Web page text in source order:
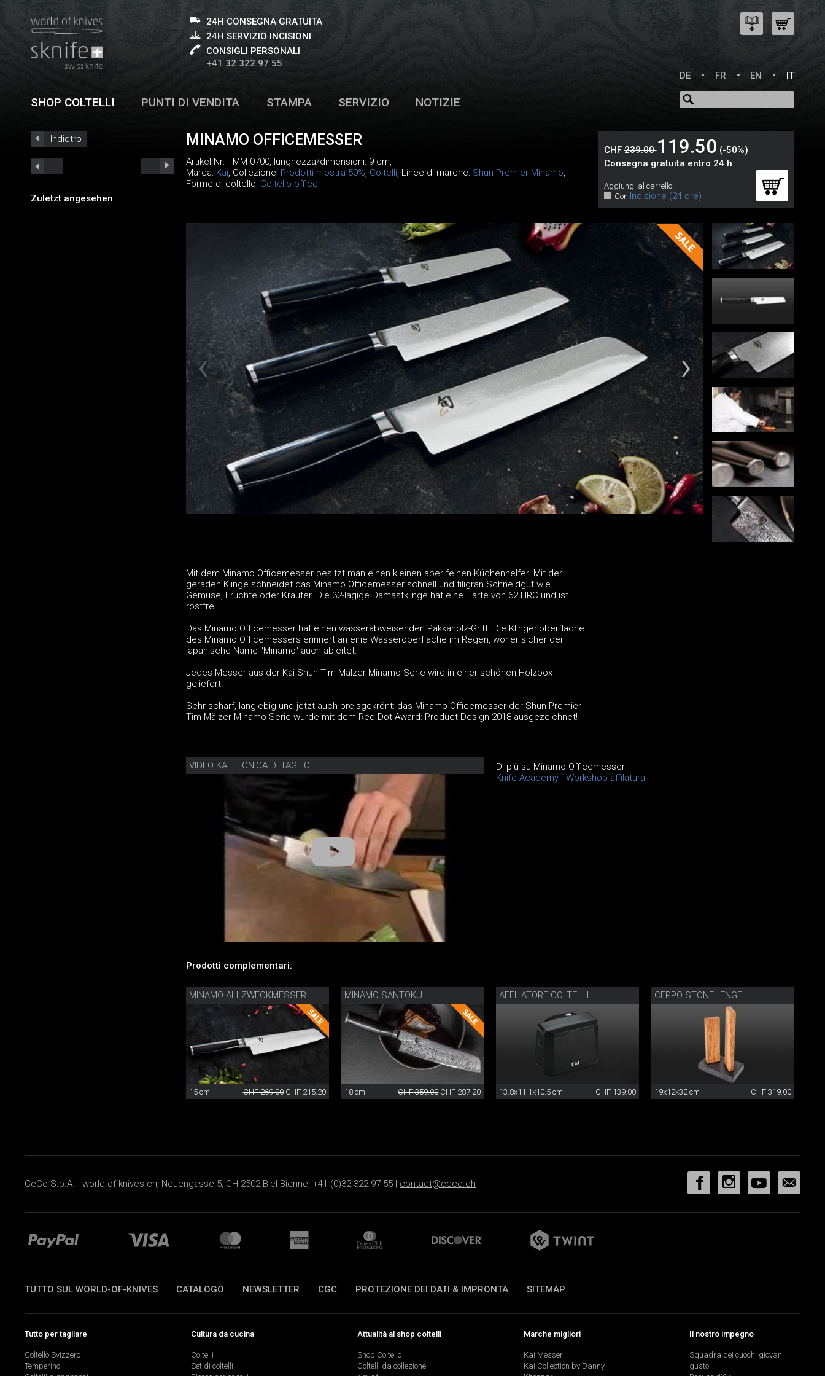
24H CONSEGNA GRATUITA
24H SERVIZIO INCISIONI
CONSIGLI PERSONALI
+41 32 322 97 55
DE
FR EN IT
SHOP COLTELLI PUNTI DI VENDITA STAMPA SERVIZIO NOTIZIE
Indietro
Zuletzt angesehen
MINAMO OFFICEMESSER
Artikel-Nr: TMM-0700, lunghezza/dimensioni: 9 cm,
Marca: Kai, Collezione: Prodotti mostra 50%, Coltelli, Linee di marche: Shun Premier Minamo,
Forme di coltello: Coltello office
CHF239.00119.50 (-50%)
Consegna gratuita entro 24 h
Aggiungi al carrello:
Con Incisione (24 ore)
Mit dem Minamo Officemesser besitzt man einen kleinen aber feinen Küchenhelfer. Mit der
geraden Klinge schneidet das Minamo Officemesser schnell und filigran Schneidgut wie
Gemüse, Früchte oder Kräuter. Die 32-lagige Damastklinge hat eine Härte von 62 HRC und ist
rostfrei.
Das Minamo Officemesser hat einen wasserabweisenden Pakkaholz-Griff. Die Klingenoberfläche
des Minamo Officemessers erinnert an eine Wasseroberfläche im Regen, woher sicher der
japanische Name "Minamo" auch ableitet.
Jedes Messer aus der Kai Shun Tim Mälzer Minamo-Serie wird in einer schönen Holzbox
geliefert.
Sehr scharf, langlebig und jetzt auch preisgekrönt: das Minamo Officemesser der Shun Premier
Tim Mälzer Minamo Serie wurde mit dem Red Dot Award: Product Design 2018 ausgezeichnet!
VIDEO KAI TECNICA DI TAGLIO
Di più su Minamo Officemesser
Knife Academy - Workshop affilatura
Prodotti complementari:
MINAMO ALLZWECKMESSER
15 cm CHF 269.00 CHF 215.20
MINAMO SANTOKU
18 cm CHF 359.00 CHF 287.20
AFFILATORE COLTELLI
13.8x11.1x10.5 cm CHF 139.00
CEPPO STONEHENGE
19x12x32 cm CHF 319.00
CeCo S.p.A. - world-of-knives.ch, Neuengasse 5, CH-2502 Biel-Bienne, +41 (0)32 322 97 55 | contact@ceco.ch
TUTTO SUL WORLD-OF-KNIVES CATALOGO NEWSLETTER CGC PROTEZIONE DEI DATI & IMPRONTA SITEMAP
Tutto per tagliare
Coltello Svizzero
Temperino
Cultura da cucina
Coltelli
Set di coltelli
Attualità al shop coltelli
Shop Coltello
Coltelli da collezione
Marche migliori
Kai Messer
Kai Collection by Danny
Il nostro impegno
Squadra dei cuochi giovani
gusto